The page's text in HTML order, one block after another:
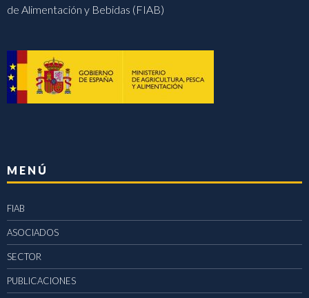
de Alimentación y Bebidas (FIAB)
MENÚ
FIAB
ASOCIADOS
SECTOR
PUBLICACIONES